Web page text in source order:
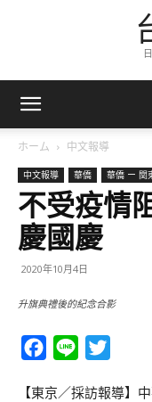
ホーム 中文報導
中文報導 華僑 華僑 ー 関
不受疫情
慶國慶
2020年10月4日
升旗典禮後的紀念合影
Facebook
Line
【東京／採訪報導】